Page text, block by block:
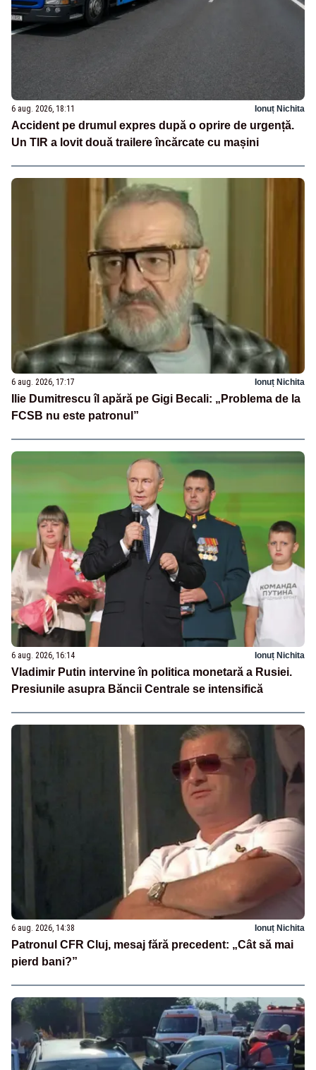
6 aug. 2026, 18:11 Ionuț Nichita
Accident pe drumul expres după o oprire de urgență.
Un TIR a lovit două trailere încărcate cu mașini
6 aug. 2026, 17:17 Ionuț Nichita
Ilie Dumitrescu îl apără pe Gigi Becali: „Problema de la
FCSB nu este patronul”
6 aug. 2026, 16:14 Ionuț Nichita
Vladimir Putin intervine în politica monetară a Rusiei.
Presiunile asupra Băncii Centrale se intensifică
6 aug. 2026, 14:38 Ionuț Nichita
Patronul CFR Cluj, mesaj fără precedent: „Cât să mai
pierd bani?”